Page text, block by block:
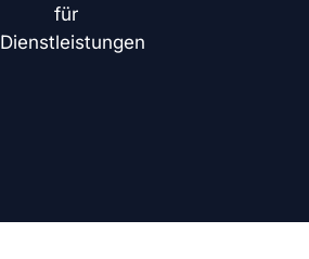
für
Dienstleistungen